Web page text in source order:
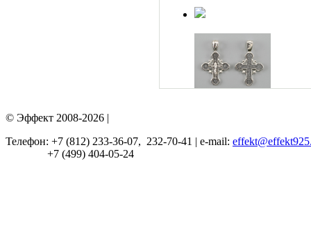
© Эффект 2008-2026 |
Телефон: +7 (812) 233-36-07, 232-70-41 | e-mail:
+7 (499) 404-05-24